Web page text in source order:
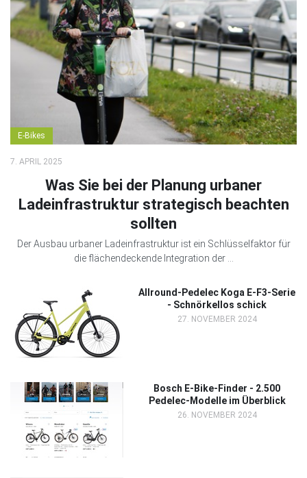
E-Bikes
7. APRIL 2025
Was Sie bei der Planung urbaner
Ladeinfrastruktur strategisch beachten
sollten
Der Ausbau urbaner Ladeinfrastruktur ist ein Schlüsselfaktor für
die flächendeckende Integration der ...
Allround-Pedelec Koga E-F3-Serie
- Schnörkellos schick
27. NOVEMBER 2024
Bosch E-Bike-Finder - 2.500
Pedelec-Modelle im Überblick
26. NOVEMBER 2024